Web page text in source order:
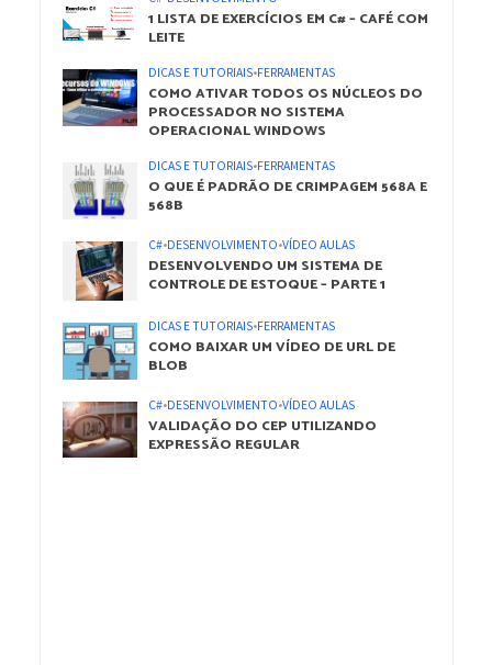
1 LISTA DE EXERCÍCIOS EM C# – CAFÉ COM
LEITE
DICAS E TUTORIAIS•FERRAMENTAS
COMO ATIVAR TODOS OS NÚCLEOS DO
PROCESSADOR NO SISTEMA
OPERACIONAL WINDOWS
DICAS E TUTORIAIS•FERRAMENTAS
O QUE É PADRÃO DE CRIMPAGEM 568A E
568B
C#•DESENVOLVIMENTO•VÍDEO AULAS
DESENVOLVENDO UM SISTEMA DE
CONTROLE DE ESTOQUE – PARTE 1
DICAS E TUTORIAIS•FERRAMENTAS
COMO BAIXAR UM VÍDEO DE URL DE
BLOB
C#•DESENVOLVIMENTO•VÍDEO AULAS
VALIDAÇÃO DO CEP UTILIZANDO
EXPRESSÃO REGULAR